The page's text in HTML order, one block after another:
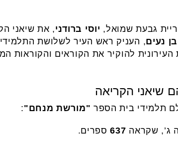
גבעת שמואל, יוסי ברודני
בן נעים, העניק ראש העיר לשלושת
להוקיר את הקוראים והקוראות
שיאני הקריאה
תלמידי בית הספר "מורשת מנחם":
ג’, שקראה 637ספרים.